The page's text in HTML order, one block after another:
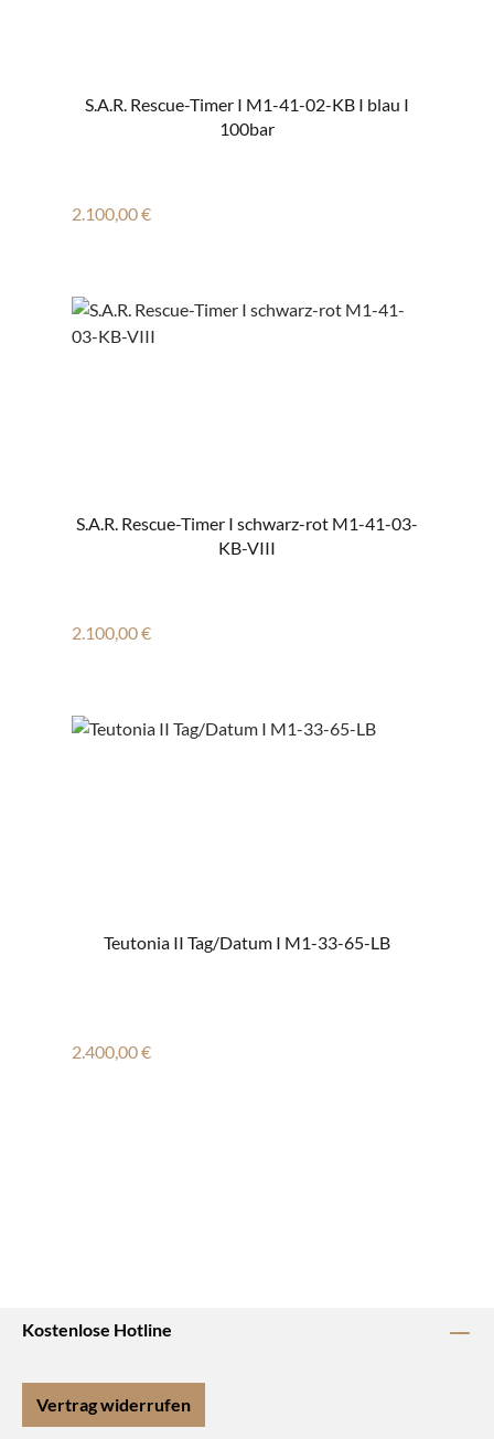
S.A.R. Rescue-Timer I M1-41-02-KB I blau I
100bar
Regulärer Preis:
2.100,00 €
S.A.R. Rescue-Timer I schwarz-rot M1-41-03-
KB-VIII
Regulärer Preis:
2.100,00 €
Teutonia II Tag/Datum I M1-33-65-LB
Regulärer Preis:
2.400,00 €
Kostenlose Hotline
Vertrag widerrufen